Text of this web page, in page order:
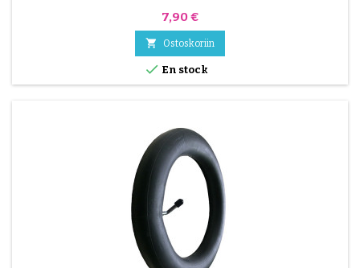
Hinta
7,90 €
 Ostoskoriin
 En stock